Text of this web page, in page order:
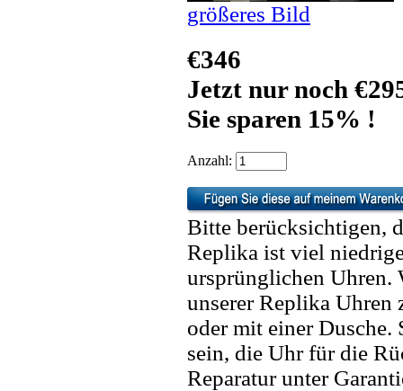
größeres Bild
€346
Jetzt nur noch
Sie sparen 15% !
Anzahl:
Bitte berücksichtigen,
Replika ist viel
ursprünglichen Uhren.
unserer Replika Uhren
oder mit einer
sein, die Uhr für die
Reparatur unter